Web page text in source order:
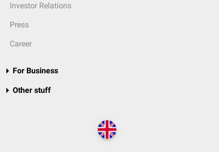
Investor Relations
Press
Career
For Business
Other stuff